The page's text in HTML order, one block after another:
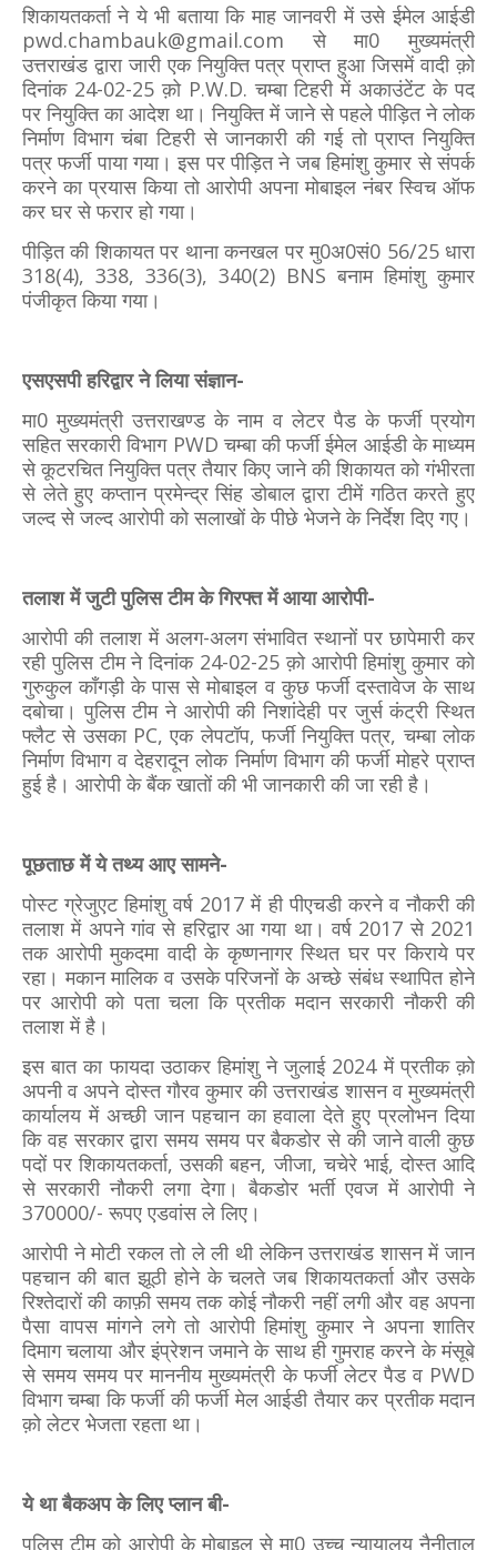
शिकायतकर्ता ने ये भी बताया कि माह जानवरी में उसे ईमेल आईडी
pwd.chambauk@gmail.com से मा0 मुख्यमंत्री
उत्तराखंड द्वारा जारी एक नियुक्ति पत्र प्राप्त हुआ जिसमें वादी क़ो
दिनांक 24-02-25 क़ो P.W.D. चम्बा टिहरी में अकाउंटेंट के पद
पर नियुक्ति का आदेश था। नियुक्ति में जाने से पहले पीड़ित ने लोक
निर्माण विभाग चंबा टिहरी से जानकारी की गई तो प्राप्त नियुक्ति
पत्र फर्जी पाया गया। इस पर पीड़ित ने जब हिमांशु कुमार से संपर्क
करने का प्रयास किया तो आरोपी अपना मोबाइल नंबर स्विच ऑफ
कर घर से फरार हो गया।
पीड़ित की शिकायत पर थाना कनखल पर मु0अ0सं0 56/25 धारा
318(4), 338, 336(3), 340(2) BNS बनाम हिमांशु कुमार
पंजीकृत किया गया।
एसएसपी हरिद्वार ने लिया संज्ञान-
मा0 मुख्यमंत्री उत्तराखण्ड के नाम व लेटर पैड के फर्जी प्रयोग
सहित सरकारी विभाग PWD चम्बा की फर्जी ईमेल आईडी के माध्यम
से कूटरचित नियुक्ति पत्र तैयार किए जाने की शिकायत को गंभीरता
से लेते हुए कप्तान प्रमेन्द्र सिंह डोबाल द्वारा टीमें गठित करते हुए
जल्द से जल्द आरोपी को सलाखों के पीछे भेजने के निर्देश दिए गए।
तलाश में जुटी पुलिस टीम के गिरफ्त में आया आरोपी-
आरोपी की तलाश में अलग-अलग संभावित स्थानों पर छापेमारी कर
रही पुलिस टीम ने दिनांक 24-02-25 क़ो आरोपी हिमांशु कुमार को
गुरुकुल काँगड़ी के पास से मोबाइल व कुछ फर्जी दस्तावेज के साथ
दबोचा। पुलिस टीम ने आरोपी की निशांदेही पर जुर्स कंट्री स्थित
फ्लैट से उसका PC, एक लेपटॉप, फर्जी नियुक्ति पत्र, चम्बा लोक
निर्माण विभाग व देहरादून लोक निर्माण विभाग की फर्जी मोहरे प्राप्त
हुई है। आरोपी के बैंक खातों की भी जानकारी की जा रही है।
पूछताछ में ये तथ्य आए सामने-
पोस्ट ग्रेजुएट हिमांशु वर्ष 2017 में ही पीएचडी करने व नौकरी की
तलाश में अपने गांव से हरिद्वार आ गया था। वर्ष 2017 से 2021
तक आरोपी मुकदमा वादी के कृष्णनागर स्थित घर पर किराये पर
रहा। मकान मालिक व उसके परिजनों के अच्छे संबंध स्थापित होने
पर आरोपी को पता चला कि प्रतीक मदान सरकारी नौकरी की
तलाश में है।
इस बात का फायदा उठाकर हिमांशु ने जुलाई 2024 में प्रतीक क़ो
अपनी व अपने दोस्त गौरव कुमार की उत्तराखंड शासन व मुख्यमंत्री
कार्यालय में अच्छी जान पहचान का हवाला देते हुए प्रलोभन दिया
कि वह सरकार द्वारा समय समय पर बैकडोर से की जाने वाली कुछ
पदों पर शिकायतकर्ता, उसकी बहन, जीजा, चचेरे भाई, दोस्त आदि
से सरकारी नौकरी लगा देगा। बैकडोर भर्ती एवज में आरोपी ने
370000/- रूपए एडवांस ले लिए।
आरोपी ने मोटी रकल तो ले ली थी लेकिन उत्तराखंड शासन में जान
पहचान की बात झूठी होने के चलते जब शिकायतकर्ता और उसके
रिश्तेदारों की काफ़ी समय तक कोई नौकरी नहीं लगी और वह अपना
पैसा वापस मांगने लगे तो आरोपी हिमांशु कुमार ने अपना शातिर
दिमाग चलाया और इंप्रेशन जमाने के साथ ही गुमराह करने के मंसूबे
से समय समय पर माननीय मुख्यमंत्री के फर्जी लेटर पैड व PWD
विभाग चम्बा कि फर्जी की फर्जी मेल आईडी तैयार कर प्रतीक मदान
क़ो लेटर भेजता रहता था।
ये था बैकअप के लिए प्लान बी-
पुलिस टीम को आरोपी के मोबाइल से मा0 उच्च न्यायालय नैनीताल